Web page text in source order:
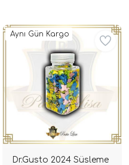
Dr.Gusto 2024 Süsleme
Aynı Gün Kargo